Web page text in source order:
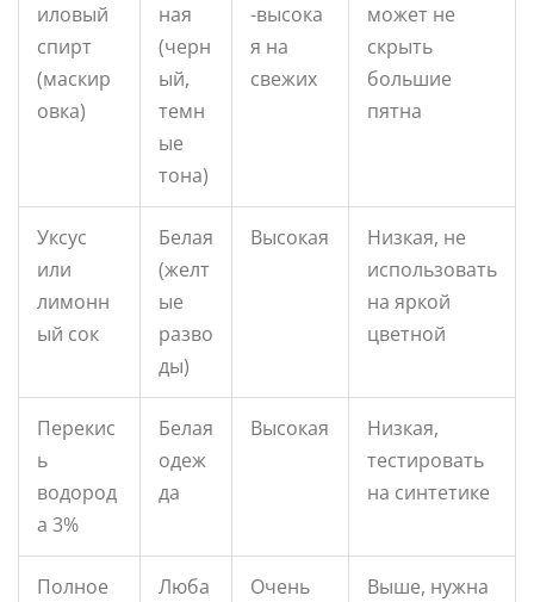
иловый
спирт
(маскир
овка)
ная
(черн
ый,
темн
ые
тона)
-высока
я на
свежих
может не
скрыть
большие
пятна
Уксус
или
лимонн
ый сок
Белая
(желт
ые
разво
ды)
Высокая
Низкая, не
использовать
на яркой
цветной
Перекис
ь
водород
а 3%
Белая
одеж
да
Высокая
Низкая,
тестировать
на синтетике
Полное
Люба
Очень
Выше, нужна